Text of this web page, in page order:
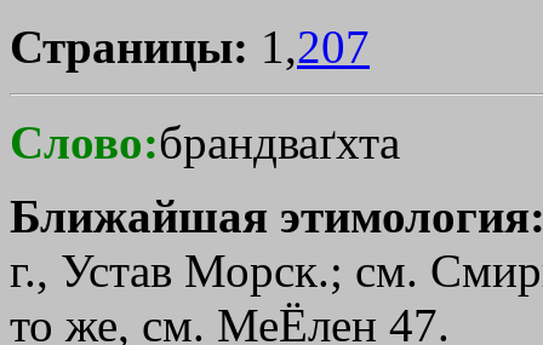
Страницы: 1,207
Слово:брандваґхта
Ближайшая
г., Устав Морск.; см.
то же, см. МеЁлен 47.